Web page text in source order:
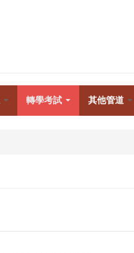
轉學考試 其他管道